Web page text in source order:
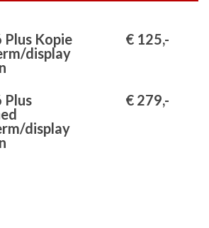
Plus Kopie
display
€ 125,-
Plus
display
€ 279,-